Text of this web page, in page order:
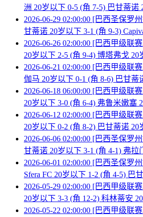
洲 20岁以下 0-5 (角 7-5) 巴甘蒂诺
2026-06-29 02:00:00 [巴西圣保罗
甘蒂诺 20岁以下 3-1 (角 9-3)
2026-06-26 02:00:00 [巴西甲级联
20岁以下 2-5 (角 9-4) 博塔弗戈 20
2026-06-21 02:00:00 [巴西甲级联
伽马 20岁以下 0-1 (角 8-6) 巴甘蒂
2026-06-18 06:00:00 [巴西甲级联
20岁以下 3-0 (角 6-4) 弗鲁米嫩塞
2026-06-12 02:00:00 [巴西甲级联
20岁以下 0-2 (角 8-2) 巴甘蒂诺 20
2026-06-06 02:00:00 [巴西圣保罗
甘蒂诺 20岁以下 3-1 (角 4-1) 弗拉
2026-06-01 02:00:00 [巴西圣保罗
Sfera FC 20岁以下 1-2 (角 4-5) 巴
2026-05-29 02:00:00 [巴西甲级联
20岁以下 3-3 (角 12-2) 科林蒂安
2026-05-22 02:00:00 [巴西甲级联